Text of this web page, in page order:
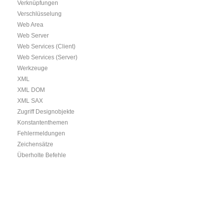
Verknüpfungen
Verschlüsselung
Web Area
Web Server
Web Services (Client)
Web Services (Server)
Werkzeuge
XML
XML DOM
XML SAX
Zugriff Designobjekte
Konstantenthemen
Fehlermeldungen
Zeichensätze
Überholte Befehle